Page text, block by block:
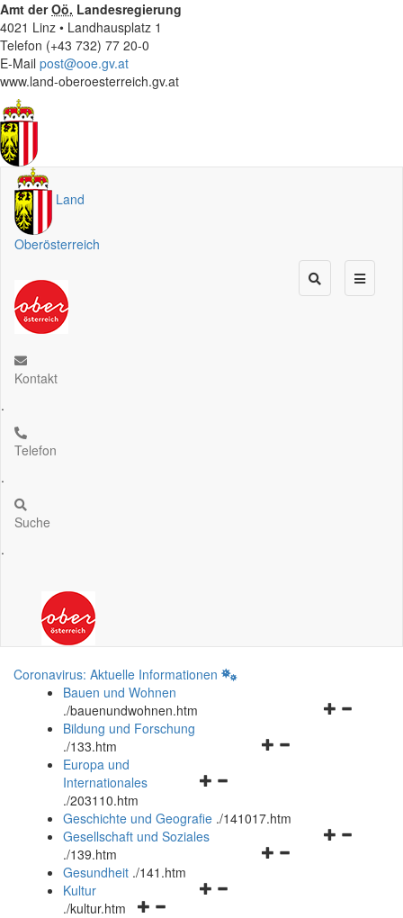
Amt derOö. Landesregierung
4021 Linz • Landhausplatz 1
Telefon (+43 732) 77 20-0
E-Mail post@ooe.gv.at
www.land-oberoesterreich.gv.at
Land
Oberösterreich
Kontakt
.
Telefon
.
Suche
.
Coronavirus: Aktuelle Informationen
Bauen und Wohnen
./bauenundwohnen.htm
Navigationsmenü
Bildung und Forschung
./133.htm
Navigationsmenü
und
schließen
Europa und
Internationales
./203110.htm
Geschichte und Geografie ./141017.htm
Navigationsmenü
Gesellschaft und Soziales
./139.htm
Navigationsmenü
Gesundheit ./141.htm
Navigationsmenü
Kultur
./kultur.htm